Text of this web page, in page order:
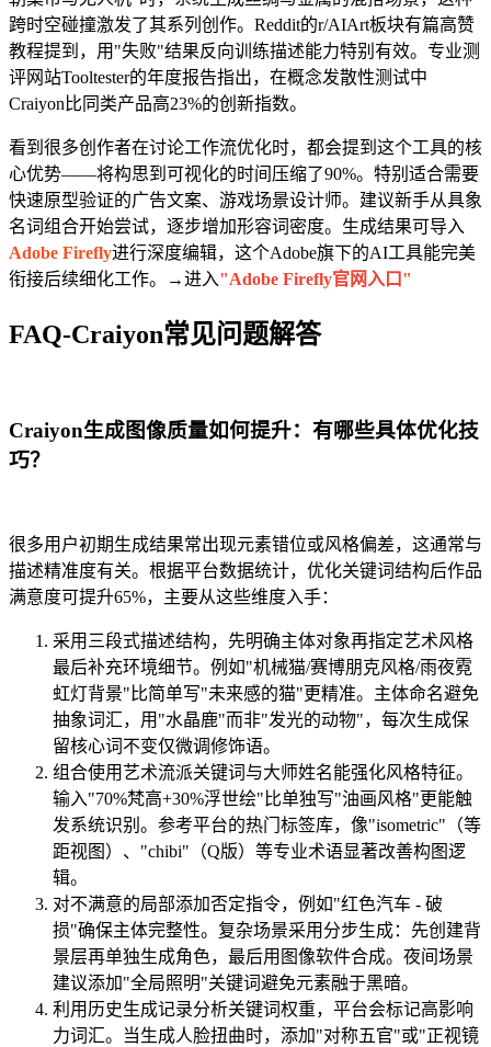
跨时空碰撞激发了其系列创作。Reddit的r/AIArt板块有篇高赞
教程提到，用"失败"结果反向训练描述能力特别有效。专业测
评网站Tooltester的年度报告指出，在概念发散性测试中
Craiyon比同类产品高23%的创新指数。
看到很多创作者在讨论工作流优化时，都会提到这个工具的核
心优势——将构思到可视化的时间压缩了90%。特别适合需要
快速原型验证的广告文案、游戏场景设计师。建议新手从具象
名词组合开始尝试，逐步增加形容词密度。生成结果可导入
Adobe Firefly进行深度编辑，这个Adobe旗下的AI工具能完美
衔接后续细化工作。→进入"Adobe Firefly官网入口"
FAQ-Craiyon常见问题解答
Craiyon生成图像质量如何提升：有哪些具体优化技
巧？
很多用户初期生成结果常出现元素错位或风格偏差，这通常与
描述精准度有关。根据平台数据统计，优化关键词结构后作品
满意度可提升65%，主要从这些维度入手：
采用三段式描述结构，先明确主体对象再指定艺术风格
最后补充环境细节。例如"机械猫/赛博朋克风格/雨夜霓
虹灯背景"比简单写"未来感的猫"更精准。主体命名避免
抽象词汇，用"水晶鹿"而非"发光的动物"，每次生成保
留核心词不变仅微调修饰语。
组合使用艺术流派关键词与大师姓名能强化风格特征。
输入"70%梵高+30%浮世绘"比单独写"油画风格"更能触
发系统识别。参考平台的热门标签库，像"isometric"（等
距视图）、"chibi"（Q版）等专业术语显著改善构图逻
辑。
对不满意的局部添加否定指令，例如"红色汽车 - 破
损"确保主体完整性。复杂场景采用分步生成：先创建背
景层再单独生成角色，最后用图像软件合成。夜间场景
建议添加"全局照明"关键词避免元素融于黑暗。
利用历史生成记录分析关键词权重，平台会标记高影响
力词汇。当生成人脸扭曲时，添加"对称五官"或"正视镜